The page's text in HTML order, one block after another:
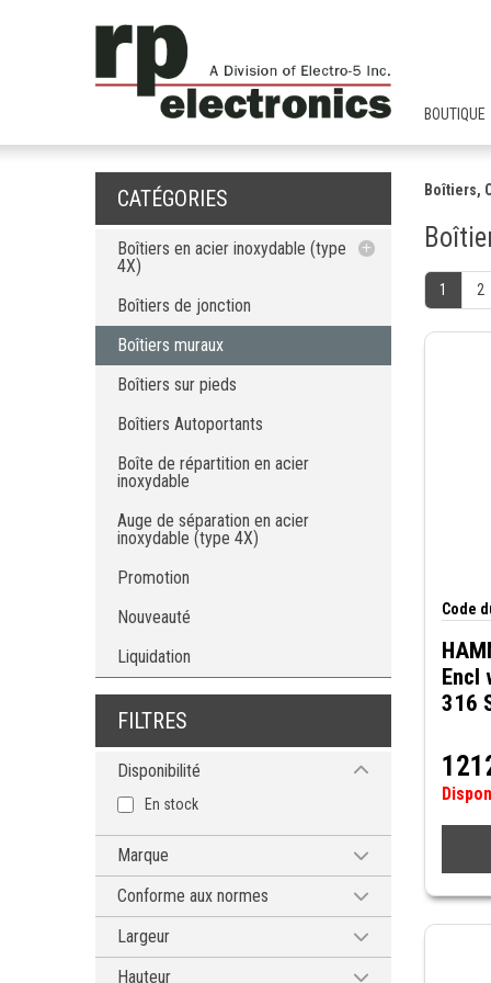
BOUTIQUE
CATÉGORIES
Boîtiers en acier inoxydable (type
4X)
Boîtiers de jonction
Boîtiers muraux
Boîtiers Autoportants
Boîte de répartition en acier inoxydable
inoxydable (type 4X)
Boîtiers de jonction
Boîtiers muraux
Boîtiers sur pieds
Boîtiers Autoportants
Boîte de répartition en acier
inoxydable
Auge de séparation en acier
inoxydable (type 4X)
Promotion
Nouveauté
Liquidation
FILTRES
Disponibilité
En stock
Marque
HAMMOND MANUFACTURING
Conforme aux normes
CEI 60529, IP66
CEI 60529, IP69K
Largeur
12'' (305mm)
Hauteur
Boîtiers,
1 2
Code
Encl
316